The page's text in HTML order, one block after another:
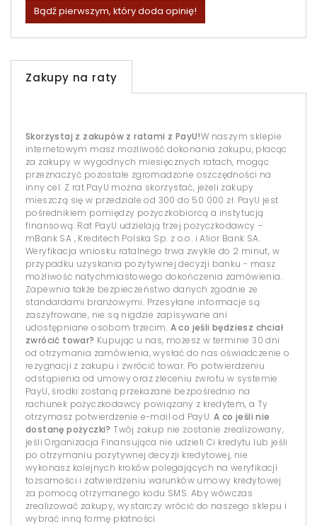
Bądź pierwszym, który doda opinię!
Zakupy na raty
Skorzystaj z zakupów z ratami z PayU!W naszym sklepie
internetowym masz możliwość dokonania zakupu, płacąc
za zakupy w wygodnych miesięcznych ratach, mogąc
przeznaczyć pozostałe zgromadzone oszczędności na
inny cel. Z rat PayU można skorzystać, jeżeli zakupy
mieszczą się w przedziale od 300 do 50 000 zł. PayU jest
pośrednikiem pomiędzy pożyczkobiorcą a instytucją
finansową. Rat PayU udzielają trzej pożyczkodawcy –
mBank SA , Kreditech Polska Sp. z o.o. i Alior Bank SA.
Weryfikacja wniosku ratalnego trwa zwykle do 2 minut, w
przypadku uzyskania pozytywnej decyzji banku - masz
możliwość natychmiastowego dokończenia zamówienia.
Zapewnia także bezpieczeństwo danych zgodnie ze
standardami branżowymi. Przesyłane informacje są
zaszyfrowane, nie są nigdzie zapisywane ani
udostępniane osobom trzecim. A co jeśli będziesz chciał
zwrócić towar? Kupując u nas, możesz w terminie 30 dni
od otrzymania zamówienia, wysłać do nas oświadczenie o
rezygnacji z zakupu i zwrócić towar. Po potwierdzeniu
odstąpienia od umowy oraz zleceniu zwrotu w systemie
PayU, środki zostaną przekazane bezpośrednio na
rachunek pożyczkodawcy powiązany z kredytem, a Ty
otrzymasz potwierdzenie e-mail od PayU. A co jeśli nie
dostanę pożyczki? Twój zakup nie zostanie zrealizowany,
jeśli Organizacja Finansująca nie udzieli Ci kredytu lub jeśli
po otrzymaniu pozytywnej decyzji kredytowej, nie
wykonasz kolejnych kroków polegających na weryfikacji
tożsamości i zatwierdzeniu warunków umowy kredytowej
za pomocą otrzymanego kodu SMS. Aby wówczas
zrealizować zakupy, wystarczy wrócić do naszego sklepu i
wybrać inną formę płatności.